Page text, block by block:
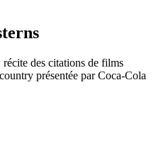
des citations de films
présentée par Coca-Cola